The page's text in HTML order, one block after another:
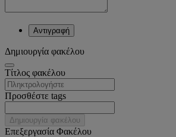
Αντιγραφή
Δημιουργία φακέλου
Tίτλος φακέλου
Προσθέστε tags
Δημιουργία φακέλου
Επεξεργασία Φακέλου